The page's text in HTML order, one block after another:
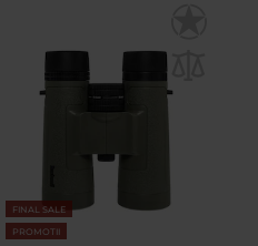
FINAL SALE
PROMOTII